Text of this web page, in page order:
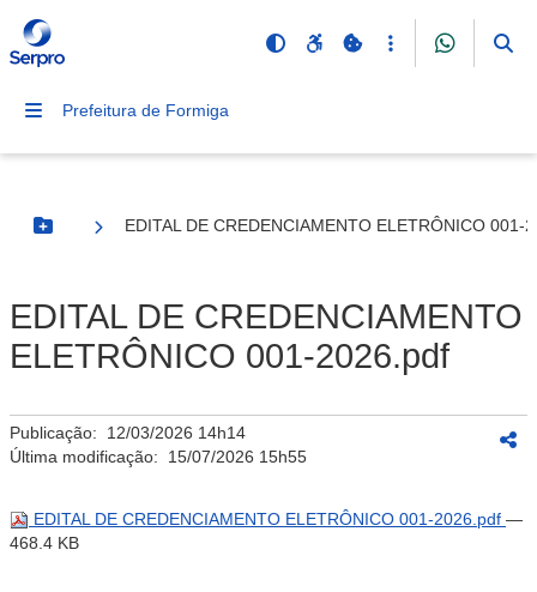
Prefeitura de Formiga
Botão Menu
EDITAL DE CREDENCIAMENTO ELETRÔNICO 001-
EDITAL DE CREDENCIAMENTO
ELETRÔNICO 001-2026.pdf
Publicação: 12/03/2026 14h14
Última modificação: 15/07/2026 15h55
EDITAL DE CREDENCIAMENTO ELETRÔNICO 001-2026.pdf —
468.4 KB